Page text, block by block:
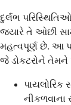
દુર્લભ
જ્યારે તે ઓછી
મહત્વપૂર્ણ છે. આ
જે ડોકટરોને
પાયલોરિક
નીકળવાના